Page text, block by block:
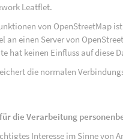
Leatflet.
von OpenStreetMap
an einen Server von
hat keinen Einfluss auf diese
die normalen
die Verarbeitung
Interesse im Sinne von